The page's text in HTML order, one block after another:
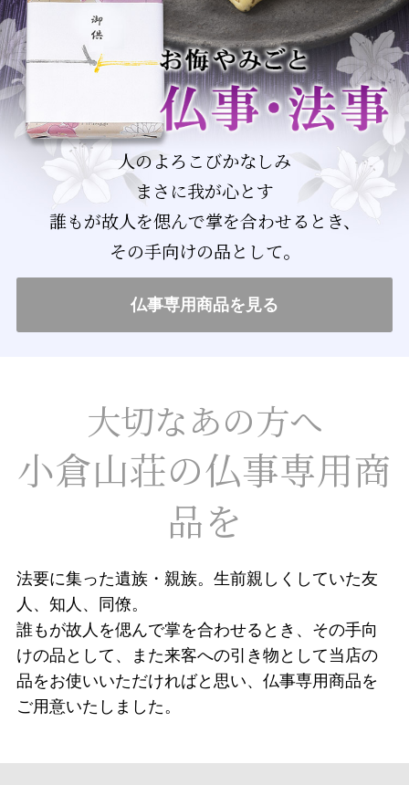
人のよろこびかなしみ
まさに我が心とす
誰もが故人を偲んで掌を合わせるとき、
その手向けの品として。
仏事専用商品を見る
大切なあの方へ
小倉山荘の仏事専用商
品を
法要に集った遺族・親族。生前親しくしていた友
人、知人、同僚。
誰もが故人を偲んで掌を合わせるとき、その手向
けの品として、また来客への引き物として当店の
品をお使いいただければと思い、仏事専用商品を
ご用意いたしました。